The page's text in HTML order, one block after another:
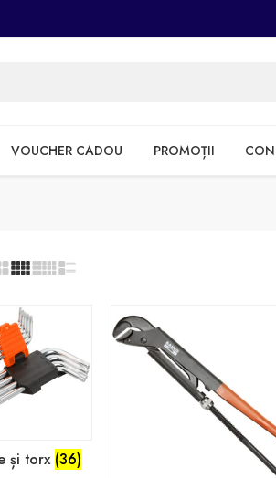
VOUCHER CADOU PROMOȚII
și torx (36)